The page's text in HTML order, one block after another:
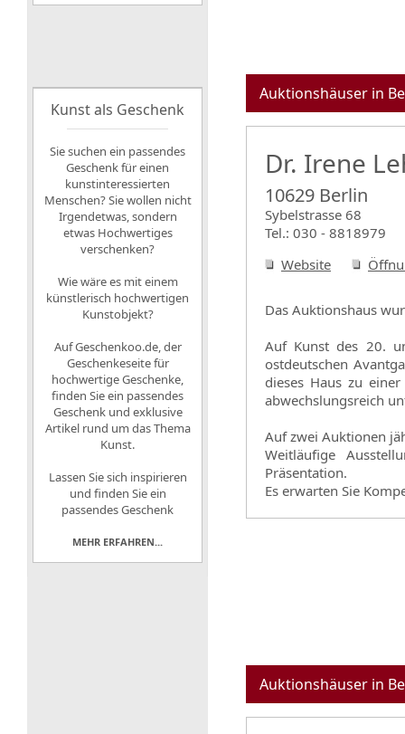
Auktionshäuser in
Dr. Irene
10629 Berlin
Sybelstrasse 68
Tel.: 030 - 8818979
Website
Das Auktionshaus
Auf Kunst des 20.
ostdeutschen
dieses Haus zu
abwechslungsreich
Auf zwei Auktionen
Weitläufige
Präsentation.
Es erwarten Sie
Auktionshäuser in
Kunst als Geschenk
Sie suchen ein passendes
Geschenk für einen
kunstinteressierten
Menschen? Sie wollen nicht
Irgendetwas, sondern
etwas Hochwertiges
verschenken?
Wie wäre es mit einem
künstlerisch hochwertigen
Kunstobjekt?
AufGeschenkoo.de, der
Geschenkeseite für
hochwertige Geschenke,
finden Sie ein passendes
Geschenk und exklusive
Artikel rund um das Thema
Kunst.
Lassen Sie sich inspirieren
und finden Sie ein
passendes Geschenk
MEHR ERFAHREN...